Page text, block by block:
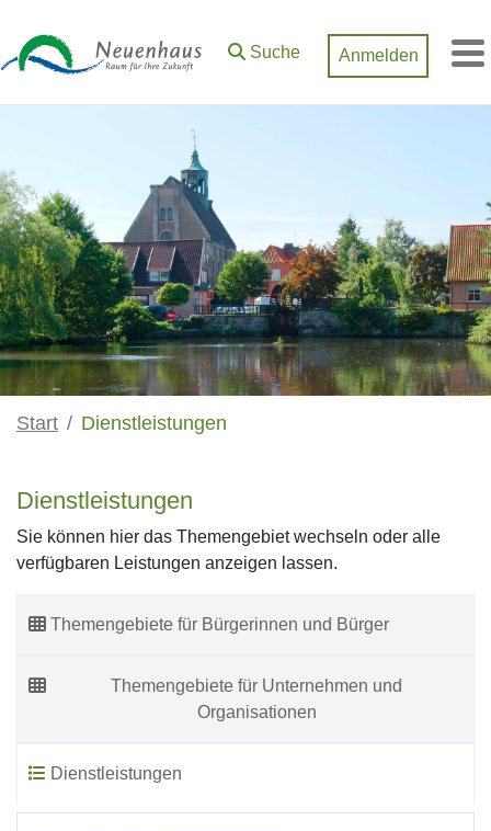
Suche
Anmelden
Start Dienstleistungen
Dienstleistungen
Sie können hier das Themengebiet wechseln oder alle
verfügbaren Leistungen anzeigen lassen.
Themengebiete für Bürgerinnen und Bürger
Themengebiete für Unternehmen und
Organisationen
Dienstleistungen